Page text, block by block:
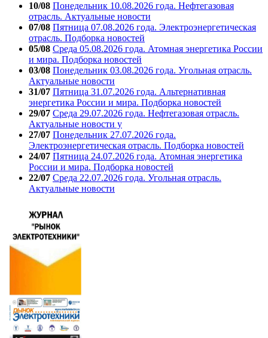
10/08 Понедельник 10.08.2026 года. Нефтегазовая
отрасль. Актуальные новости
07/08 Пятница 07.08.2026 года. Электроэнергетическая
отрасль. Подборка новостей
05/08 Среда 05.08.2026 года. Атомная энергетика России
и мира. Подборка новостей
03/08 Понедельник 03.08.2026 года. Угольная отрасль.
Актуальные новости
31/07 Пятница 31.07.2026 года. Альтернативная
энергетика России и мира. Подборка новостей
29/07 Среда 29.07.2026 года. Нефтегазовая отрасль.
Актуальные новости у
27/07 Понедельник 27.07.2026 года.
Электроэнергетическая отрасль. Подборка новостей
24/07 Пятница 24.07.2026 года. Атомная энергетика
России и мира. Подборка новостей
22/07 Среда 22.07.2026 года. Угольная отрасль.
Актуальные новости